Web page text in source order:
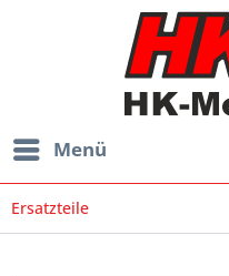
Menü
Ersatzteile